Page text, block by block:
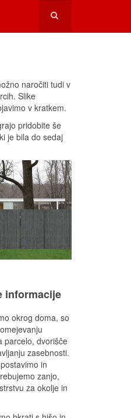
naročiti tudi v
Slike
v kratkem.
pridobite še
je bila do sedaj
informacije
okrog doma, so
parcelo, dvorišče
zasebnosti.
in
zanjo,
za okolje in